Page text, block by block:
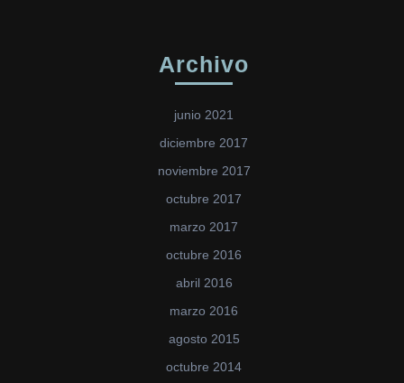
Archivo
junio 2021
diciembre 2017
noviembre 2017
octubre 2017
marzo 2017
octubre 2016
abril 2016
marzo 2016
agosto 2015
octubre 2014